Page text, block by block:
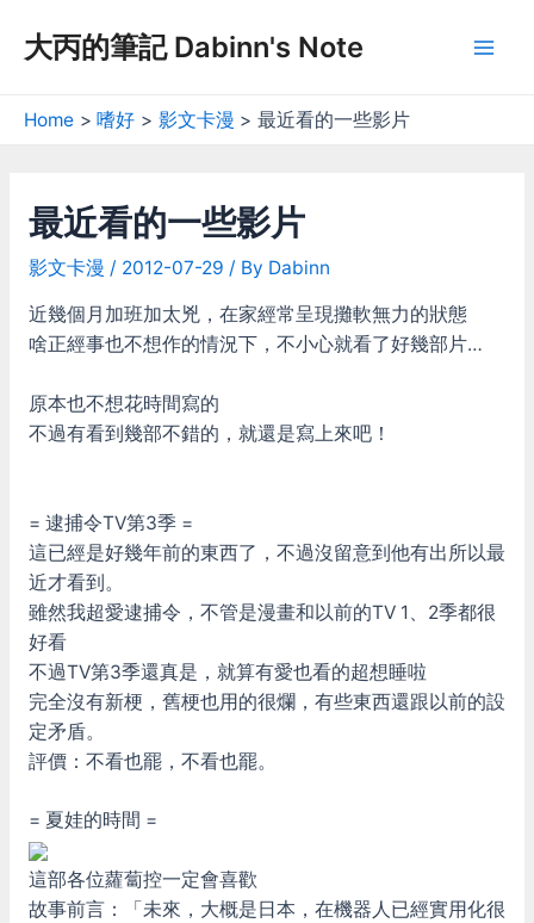
大丙的筆記 Dabinn's Note
Home 嗜好 影文卡漫 最近看的一些影片
最近看的一些影片
影文卡漫 / 2012-07-29 / By Dabinn
近幾個月加班加太兇，在家經常呈現攤軟無力的狀態
啥正經事也不想作的情況下，不小心就看了好幾部片…
原本也不想花時間寫的
不過有看到幾部不錯的，就還是寫上來吧！
= 逮捕令TV第3季 =
這已經是好幾年前的東西了，不過沒留意到他有出所以最
近才看到。
雖然我超愛逮捕令，不管是漫畫和以前的TV 1、2季都很
好看
不過TV第3季還真是，就算有愛也看的超想睡啦
完全沒有新梗，舊梗也用的很爛，有些東西還跟以前的設
定矛盾。
評價：不看也罷，不看也罷。
= 夏娃的時間 =
這部各位蘿蔔控一定會喜歡
故事前言：「未來，大概是日本，在機器人已經實用化很